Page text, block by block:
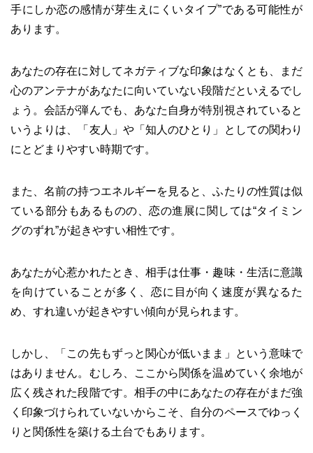
手にしか恋の感情が芽生えにくいタイプ”である可能性が
あります。
あなたの存在に対してネガティブな印象はなくとも、まだ
心のアンテナがあなたに向いていない段階だといえるでし
ょう。会話が弾んでも、あなた自身が特別視されていると
いうよりは、「友人」や「知人のひとり」としての関わり
にとどまりやすい時期です。
また、名前の持つエネルギーを見ると、ふたりの性質は似
ている部分もあるものの、恋の進展に関しては“タイミン
グのずれ”が起きやすい相性です。
あなたが心惹かれたとき、相手は仕事・趣味・生活に意識
を向けていることが多く、恋に目が向く速度が異なるた
め、すれ違いが起きやすい傾向が見られます。
しかし、「この先もずっと関心が低いまま」という意味で
はありません。むしろ、ここから関係を温めていく余地が
広く残された段階です。相手の中にあなたの存在がまだ強
く印象づけられていないからこそ、自分のペースでゆっく
りと関係性を築ける土台でもあります。